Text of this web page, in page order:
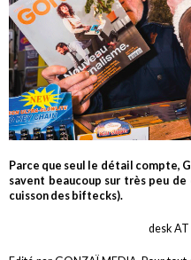
Parce que seul le détail compte,
savent beaucoup sur très peu
cuisson des biftecks).
desk